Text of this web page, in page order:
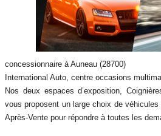
concessionnaire à Auneau (28700)
International Auto, centre occasions
Nos deux espaces d’exposition,
vous proposent un large choix de
Après-Vente pour répondre à toutes les